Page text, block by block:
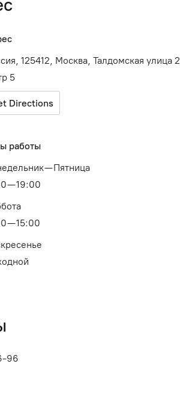
125412, Москва, Талдомская улица 2
5
Directions
работы
— Пятница
— 19:00
— 15:00
96